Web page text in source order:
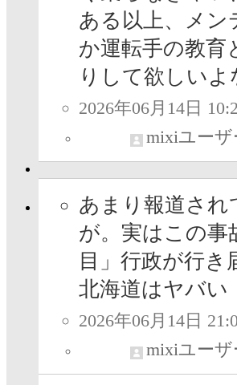
ある以上、メン
か運転手の教育
りして欲しいよ
2026年06月14日
mixiユーザ
あまり報道され
が。実はこの事
目」行政が行き
北海道はヤバい
2026年06月14日
mixiユーザ